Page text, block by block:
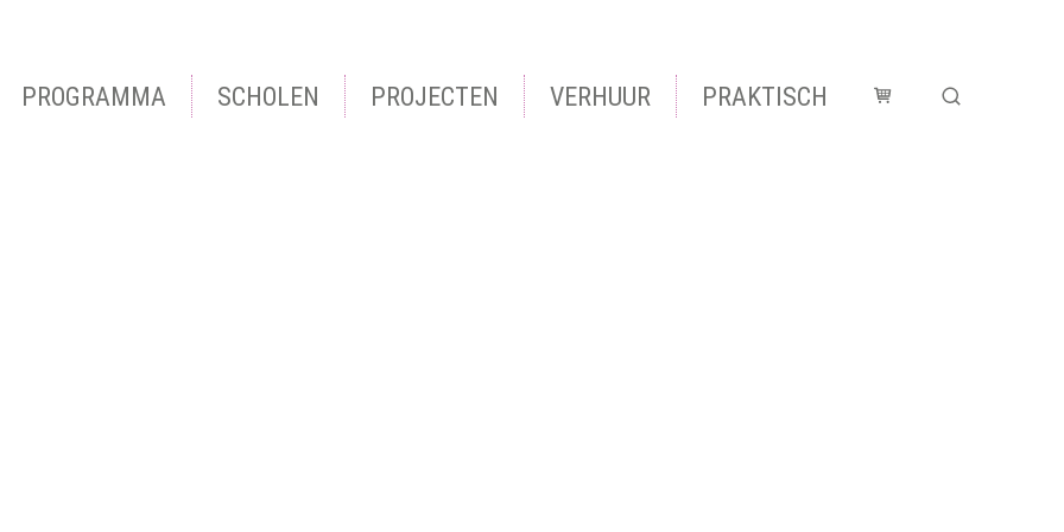
PROGRAMMA SCHOLEN PROJECTEN VERHUUR PRAKTISCH Winkelmandje
Zoek tonen